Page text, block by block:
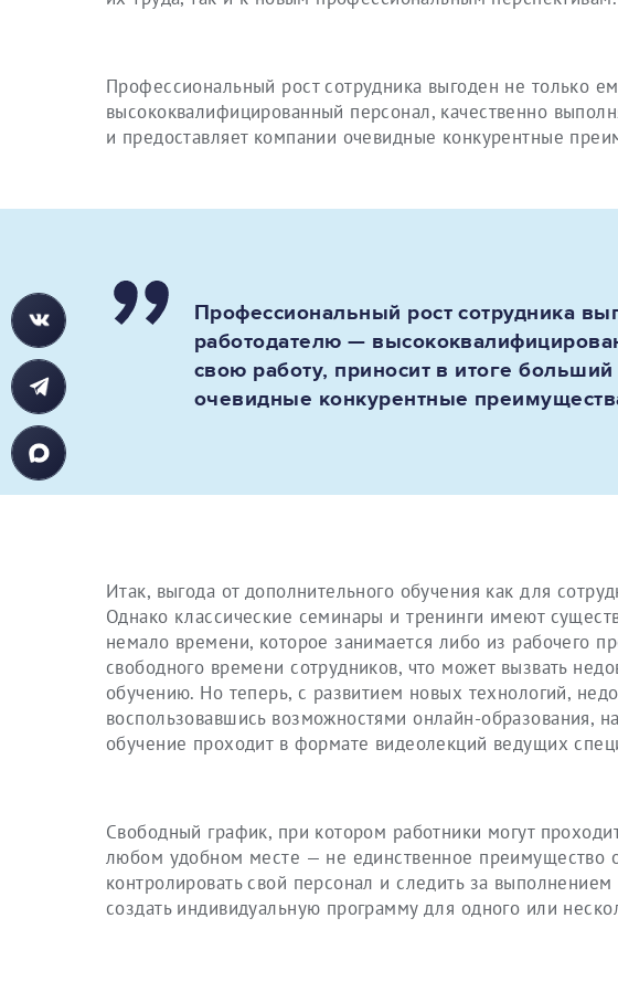
Профессиональный рост сотрудника выгоден не только
высококвалифицированный персонал, качественно
и предоставляет компании очевидные конкурентные
Профессиональный рост сотрудника
работодателю —
свою работу, приносит в итоге
очевидные конкурентные
Итак, выгода от дополнительного обучения как для
Однако классические семинары и тренинги имеют
немало времени, которое занимается либо из рабочего
свободного времени сотрудников, что может вызвать
обучению. Но теперь, с развитием новых технологий,
воспользовавшись возможностями онлайн-образования,
обучение проходит в формате видеолекций ведущих
Свободный график, при котором работники могут
любом удобном месте — не единственное преимущество
контролировать свой персонал и следить за
создать индивидуальную программу для одного или